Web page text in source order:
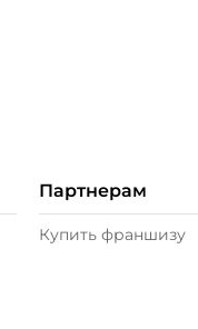
Партнерам
Купить франшизу